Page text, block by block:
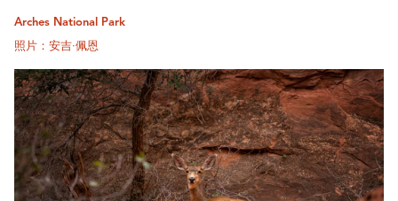
Arches National Park
照片：安吉·佩恩